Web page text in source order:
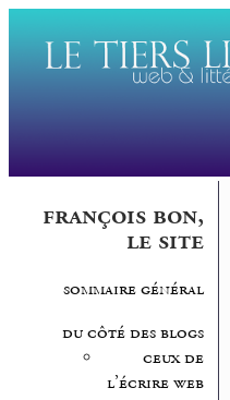
françois bon,
le site
sommaire général
du côté des blogs
ceux de
l’écrire web